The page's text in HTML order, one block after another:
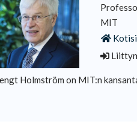
MIT
Holmström on MIT:n